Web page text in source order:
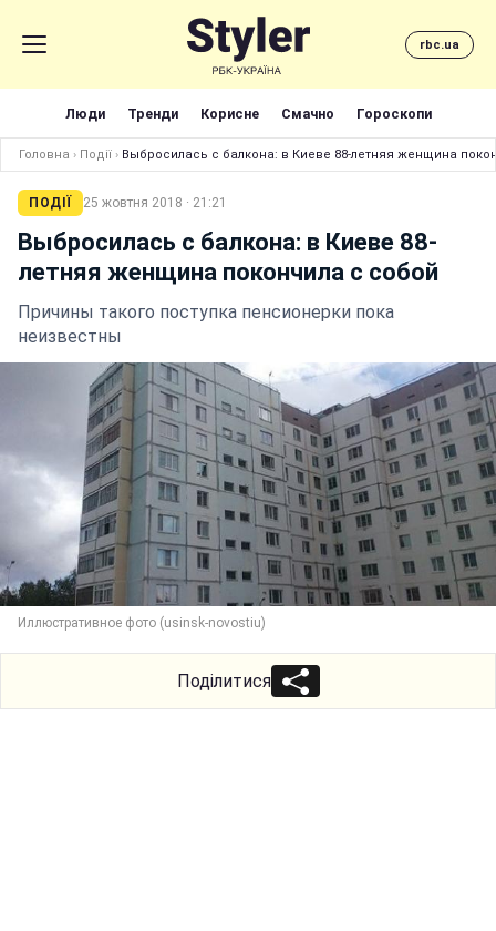
rbc.ua
Люди Тренди Корисне Смачно Гороскопи
Головна › Події › Выбросилась с балкона: в Киеве 88-летняя женщина
ПОДІЇ 25 жовтня 2018 · 21:21
Выбросилась с балкона: в Киеве 88-
летняя женщина покончила с собой
Причины такого поступка пенсионерки пока
неизвестны
Иллюстративное фото (usinsk-novostiu)
Поділитися